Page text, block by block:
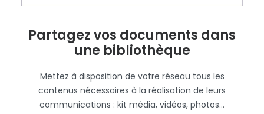
Partagez vos documents dans
une bibliothèque
Mettez à disposition de votre réseau tous les
contenus nécessaires à la réalisation de leurs
communications : kit média, vidéos, photos…